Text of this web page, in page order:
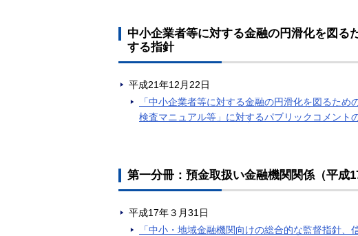
中小企業者等に対する金融の円滑化を図る
する指針
平成21年12月22日
「中小企業者等に対する金融の円滑化を図るた
検査マニュアル等」に対するパブリックコメント
第一分冊：預金取扱い金融機関関係（平成
平成17年３月31日
「中小・地域金融機関向けの総合的な監督指針